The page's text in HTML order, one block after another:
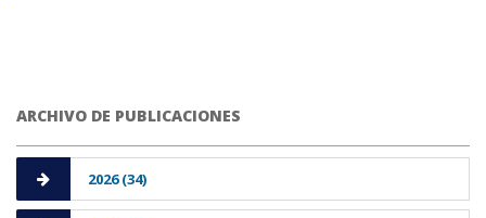
ARCHIVO DE PUBLICACIONES
2026 (34)